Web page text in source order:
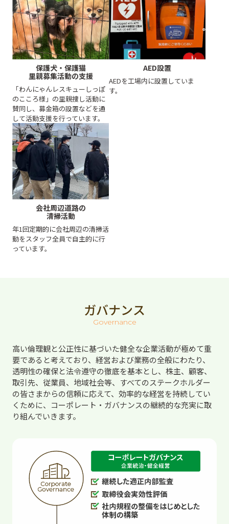
保護犬・保護猫
里親募集活動の支援
「わんにゃんレスキューしっぽ
のこころ様」の里親捜し活動に
賛同し、募金箱の設置などを通
して活動支援を行っています。
AED設置
AEDを工場内に設置していま
す。
会社周辺道路の
清掃活動
年1回定期的に会社周辺の清掃活
動をスタッフ全員で自主的に行
っています。
ガバナンス
Governance
高い倫理観と公正性に基づいた健全な企業活動が極めて重
要であると考えており、経営および業務の全般にわたり、
透明性の確保と法令遵守の徹底を基本とし、株主、顧客、
取引先、従業員、地域社会等、すべてのステークホルダー
の皆さまからの信頼に応えて、効率的な経営を持続してい
くために、コーポレート・ガバナンスの継続的な充実に取
り組んでいきます。